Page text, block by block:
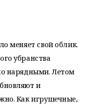
меняет свой облик.
убранства
нарядными. Летом
и
Как игрушечные,